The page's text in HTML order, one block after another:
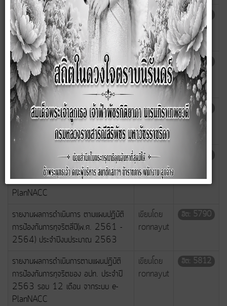
รายงานการดำเนินงานตามแผนปฏิบัติการ
ป้องกันการทุจริต ฯ ประจำปีงบประมาณ
2566 รอบ 12 เดือน
เขียนโดย
กนกวรรณ
ฮิต: 5249
รายงานผลการดำเนินการตามแผนปฏิบัติ
การป้องกันการทุจริตของ อปท. ประจำปี
2565
เขียนโดย
กนกวรรณ
ฮิต: 5417
รายงานผลการดำเนินการ ตามแผนปฏิบัติ
การป้องกันการทุจริตสี่ปี (พ.ศ. 2561 -
2564) ประจำปีงบประมาณ 2564
เขียนโดย
ronnayut
ฮิต: 5470
รายงานผลการดำเนินการตามแผนปฏิบัติ
การป้องกันการทุจริตของ อปท. ประจำปี
2564 รอบ 12 เดือน จากระบบ e-
PlanNACC
เขียนโดย
ronnayut
รายงานผลการดำเนินการ ตามแผนปฏิบัติ
การป้องกันการทุจริตสี่ปี(พ.ศ. 2561 -
2564) ประจำปีงบประมาณ 2563
เขียนโดย
ronnayut
ฮิต: 5790
รายงานผลการดำเนินการตามแผนปฏิบัติ
การป้องกันการทุจริตของ อปท. ประจำปี
2563 รอบ 12 เดือน จากระบบ e-
PlanNACC
เขียนโดย
ronnayut
ฮิต: 5812